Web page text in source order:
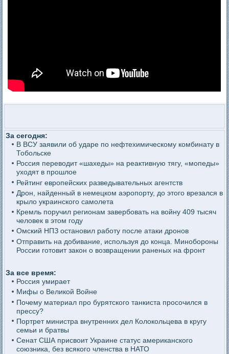
За сегодня:
В ВСУ заявили об ударе по нефтехимическому комбинату в
Тобольске
Россия переводит «шахеды» на реактивную тягу, «мопеды»
уходят в прошлое
Рейтинг европейских разведывательных агентств
Дрон, найденный в немецком аэропорту, до этого врезался в
крыло украинского самолета
Кремль поручил регионам завербовать на войну 409 тысяч
человек в этом году
Омский НПЗ остановил работу после атаки дронов
Отправить на добивание, используя до конца. Минобороны
России готовит закон о возвращении раненых на фронт
За все время:
Россия умирает
Мифы о Великой Войне
Почему материал про бурятского танкиста просочился в
прессу?
Портрет министра внутренних дел Колокольцева в кругу
семьи и братвы
Сенат США присвоит Украине статус американского
союзника, без всякого членства в НАТО